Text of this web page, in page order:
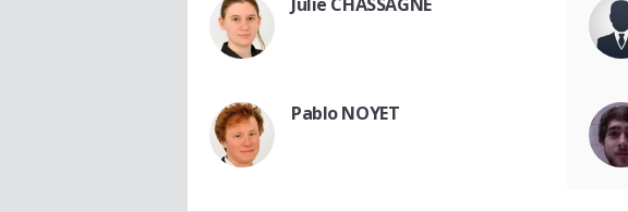
Pablo NOYET